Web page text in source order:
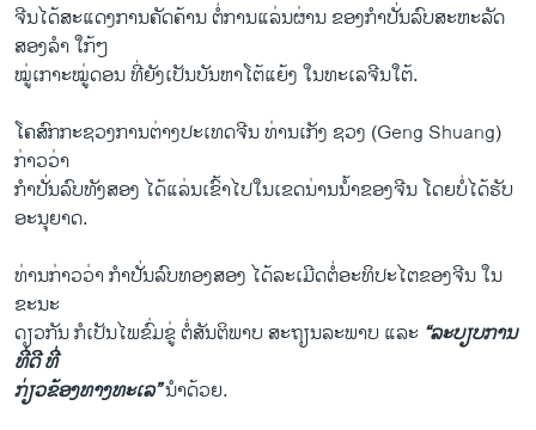
ລາຍການກະຈາຍສຽງ
ລາຍງານ
ຕິດຕາມພວກເຮົາ ທີ່
ພາສາຕ່າງໆ
ຈີນ​ໄດ້​ສະ​ແດງ​ການ​ຄັດ​ຄ້ານ ຕໍ່​ການ​ແລ່ນ​ຜ່ານ ຂອງ​ກຳ​ປັ່ນ​ລົບ​ສະ​ຫະ​ລັດ
ສອງລຳ ໃກ້ໆ​
ໝູ່​ເກາະ​ໝູ່ດອນ​ ທີ່​ຍັງ​ເປັນ​ບັນ​ຫາ​ໂຕ້​ແຍ້ງ ໃນ​ທະ​ເລ​ຈີນ​ໃຕ້.
ໂຄ​ສົກ​ກະ​ຊວງ​ການ​ຕ່າງ​ປະ​ເທດ​ຈີນ ທ່ານ​ເກັງ ຊວງ (Geng Shuang)
ກ່າວ​ວ່າ
ກຳ​ປັ່ນ​ລົບ​ທັງ​ສອງ ໄດ້​ແລ່ນ​ເຂົ້າ​ໄປ​ໃນ​ເຂດ​ນ່ານ​ນ້ຳ​ຂອງ​ຈີນ ໂດຍ​ບໍ່​ໄດ້​ຮັບ
ອະ​ນຸ​ຍາດ.
ທ່ານ​ກ່າວ​ວ່າ ກຳ​ປັ່ນ​ລົບ​ທອງ​ສອງ ໄດ້​ລະ​ເມີດ​ຕໍ່​ອະ​ທິ​ປະ​ໄຕ​ຂອງ​ຈີນ ໃນ​
ຂະ​ນະ​
ດຽວ​ກັນ ກໍ​ເປັນ​ໄພ​ຂົ່ມ​ຂູ່​ ຕໍ່​ສັນ​ຕິ​ພາບ ສະ​ຖຽນ​ລະ​ພາບ ແລະ “ລະ​ບຽບ​ການ​
ທີ່​ດີ ທີ່​
ກ່ຽວ​ຂ້ອງ​ທາງ​ທະ​ເລ”ນຳ​ດ້ວຍ.